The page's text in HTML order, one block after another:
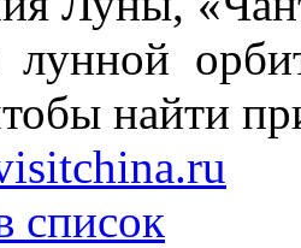
лунной
найти
список